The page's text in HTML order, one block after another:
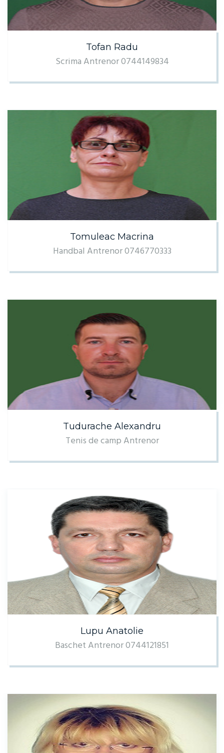
Tofan Radu
Scrima Antrenor 0744149834
Tomuleac Macrina
Handbal Antrenor 0746770333
Tudurache Alexandru
Tenis de camp Antrenor
Lupu Anatolie
Baschet Antrenor 0744121851